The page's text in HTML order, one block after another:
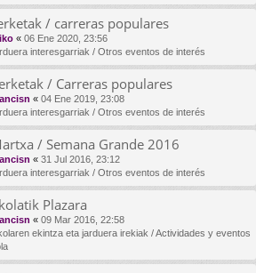
/ carreras populares
« 06 Ene 2020, 23:56
interesgarriak / Otros eventos de interés
/ Carreras populares
« 04 Ene 2019, 23:08
interesgarriak / Otros eventos de interés
/ Semana Grande 2016
« 31 Jul 2016, 23:12
interesgarriak / Otros eventos de interés
Plazara
« 09 Mar 2016, 22:58
ekintza eta jarduera irekiak / Actividades y eventos